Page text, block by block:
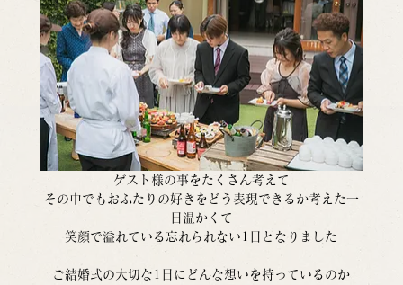
ゲスト様の事をたくさん考えて
その中でもおふたりの好きをどう表現できるか考えた一
日温かくて
笑顔で溢れている忘れられない1日となりました
ご結婚式の大切な1日にどんな想いを持っているのか